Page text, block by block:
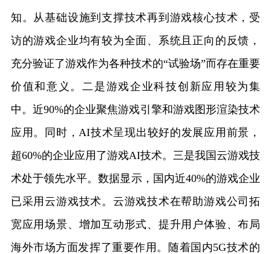
知。从基础设施到支撑技术再到游戏核心技术，受
访的游戏企业均有较为全面、系统且正向的反馈，
充分验证了游戏作为各种技术的“试验场”而存在重要
价值和意义。二是游戏企业科技创新应用较为集
中。近90%的企业聚焦游戏引擎和游戏图形渲染技术
应用。同时，AI技术呈现出较好的发展应用前景，
超60%的企业应用了游戏AI技术。三是我国云游戏技
术处于领先水平。数据显示，国内近40%的游戏企业
已采用云游戏技术。云游戏技术在帮助游戏公司拓
宽应用场景、增加互动形式、提升用户体验、布局
海外市场方面发挥了重要作用。随着国内5G技术的